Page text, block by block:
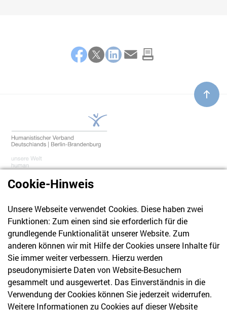
030 61 39 04 10
info@hvd-bb.de
Newsletter
Bleiben Sie mit unserem Newsletter auf dem aktuellsten
Stand mit Themen, die Sie interessieren.
Cookie-Hinweis
Unsere Webseite verwendet Cookies. Diese haben zwei
Funktionen: Zum einen sind sie erforderlich für die
grundlegende Funktionalität unserer Website. Zum
anderen können wir mit Hilfe der Cookies unsere Inhalte für
Sie immer weiter verbessern. Hierzu werden
pseudonymisierte Daten von Website-Besuchern
gesammelt und ausgewertet. Das Einverständnis in die
Verwendung der Cookies können Sie jederzeit widerrufen.
Weitere Informationen zu Cookies auf dieser Website